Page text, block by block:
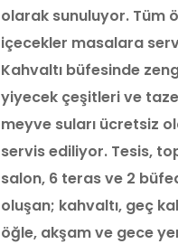
olarak sunuluyor. Tüm
içecekler masalara
Kahvaltı büfesinde
yiyecek çeşitleri ve taze
meyve suları ücretsiz
servis ediliyor. Tesis,
salon, 6 teras ve 2
oluşan; kahvaltı, geç
öğle, akşam ve gece